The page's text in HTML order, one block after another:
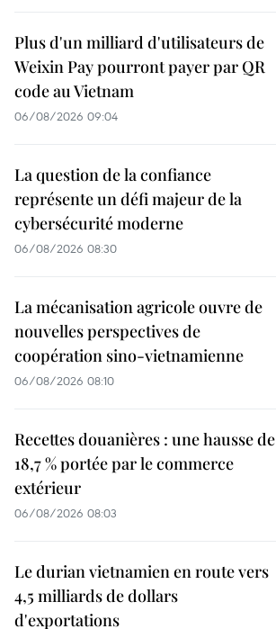
Plus d'un milliard d'utilisateurs de
Weixin Pay pourront payer par QR
code au Vietnam
06/08/2026 09:04
La question de la confiance
représente un défi majeur de la
cybersécurité moderne
06/08/2026 08:30
La mécanisation agricole ouvre de
nouvelles perspectives de
coopération sino-vietnamienne
06/08/2026 08:10
Recettes douanières : une hausse de
18,7 % portée par le commerce
extérieur
06/08/2026 08:03
Le durian vietnamien en route vers
4,5 milliards de dollars
d'exportations